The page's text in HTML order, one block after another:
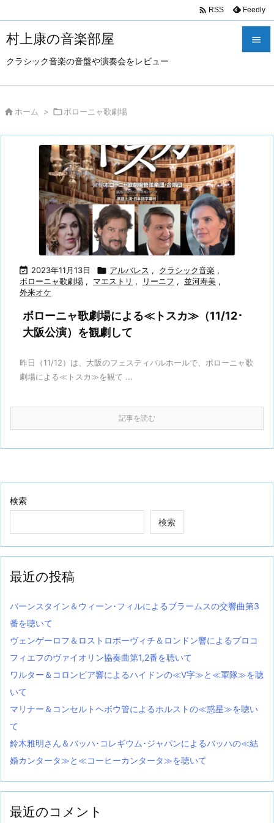
村上康の音楽部屋
クラシック音楽の音盤や演奏会をレビュー

 RSS Feedly
 ホーム > ボローニャ歌劇場
 2023年11月13日  アルバレス , クラシック音楽 ,
ボローニャ歌劇場 , マエストリ , リーニフ , 並河寿美 ,
外来オケ
ボローニャ歌劇場による≪トスカ≫（11/12･
大阪公演）を観劇して
昨日（11/12）は、大阪のフェスティバルホールで、ボローニャ歌
劇場による≪トスカ≫を観て ...
記事を読む
検索
検索
最近の投稿
バーンスタイン＆ウィーン･フィルによるブラームスの交響曲第3
番を聴いて
ヴェンゲーロフ＆ロストロポーヴィチ＆ロンドン響によるプロコ
フィエフのヴァイオリン協奏曲第1,2番を聴いて
ワルター＆コロンビア響によるハイドンの≪V字≫と≪軍隊≫を聴
いて
マリナー＆コンセルトヘボウ管によるホルストの≪惑星≫を聴い
て
鈴木雅明さん＆バッハ･コレギウム･ジャパンによるバッハの≪結
婚カンタータ≫と≪コーヒーカンタータ≫を聴いて
最近のコメント